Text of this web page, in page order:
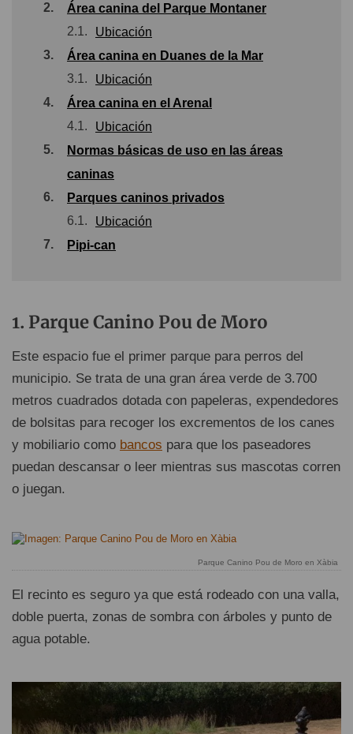
2.
Área canina del Parque Montaner
2.1.
Ubicación
3.
Área canina en Duanes de la Mar
3.1.
Ubicación
4.
Área canina en el Arenal
4.1.
Ubicación
5.
Normas básicas de uso en las áreas
caninas
6.
Parques caninos privados
6.1.
Ubicación
7.
Pipi-can
Parque Canino Pou de Moro
Este espacio fue el primer parque para perros del
municipio. Se trata de una gran área verde de 3.700
metros cuadrados dotada con papeleras, expendedores
de bolsitas para recoger los excrementos de los canes
y mobiliario como bancos para que los paseadores
puedan descansar o leer mientras sus mascotas corren
o juegan.
Parque Canino Pou de Moro en Xàbia
El recinto es seguro ya que está rodeado con una valla,
doble puerta, zonas de sombra con árboles y punto de
agua potable.